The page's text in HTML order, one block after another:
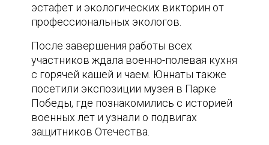
эстафет и экологических викторин от
профессиональных экологов.
После завершения работы всех
участников ждала военно-полевая кухня
с горячей кашей и чаем. Юннаты также
посетили экспозиции музея в Парке
Победы, где познакомились с историей
военных лет и узнали о подвигах
защитников Отечества.